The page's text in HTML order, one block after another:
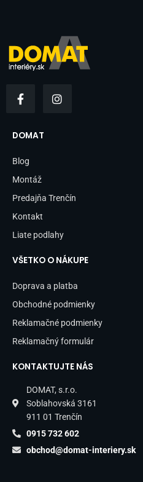
a
b
o
k
-
n
DOMAT
Blog
Montáž
Predajňa Trenčín
Kontakt
Liate podlahy
VŠETKO O NÁKUPE
Doprava a platba
Obchodné podmienky
Reklamačné podmienky
Reklamačný formulár
KONTAKTUJTE NÁS
DOMAT, s.r.o.
Soblahovská 3161
911 01 Trenčín
0915 732 602
obchod@domat-interiery.sk